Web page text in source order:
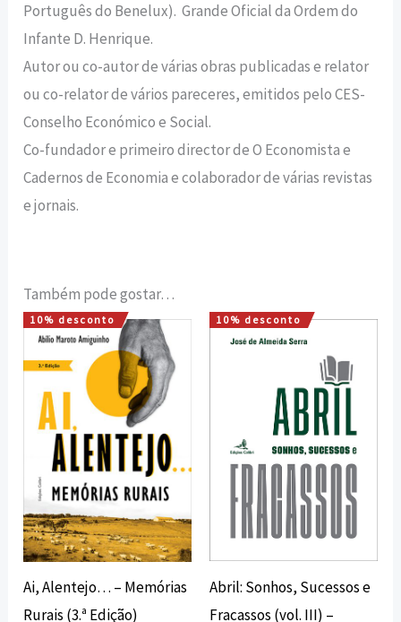
Português do Benelux). Grande Oficial da Ordem do
Infante D. Henrique.
Autor ou co-autor de várias obras publicadas e relator
ou co-relator de vários pareceres, emitidos pelo CES-
Conselho Económico e Social.
Co-fundador e primeiro director de O Economista e
Cadernos de Economia e colaborador de várias revistas
e jornais.
Também pode gostar…
10% desconto
Ai, Alentejo… – Memórias
Rurais (3.ª Edição)
O
preço
original
era:
16,00 €.
O
preço
atual
é:
14,40 €.
10% desconto
Abril: Sonhos, Sucessos e
Fracassos (vol. III) –
O
preço
20,00 €.
O
preço
atual
18,00 €.